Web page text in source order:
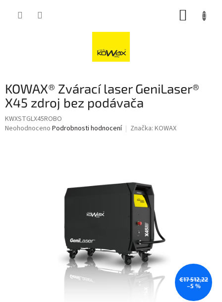
KOWAX® Zvárací laser GeniLaser®
X45 zdroj bez podávača
KWXSTGLX45ROBO
Průměrné
Neohodnoceno Podrobnosti hodnocení Značka: KOWAX
€17 512,22
–5 %